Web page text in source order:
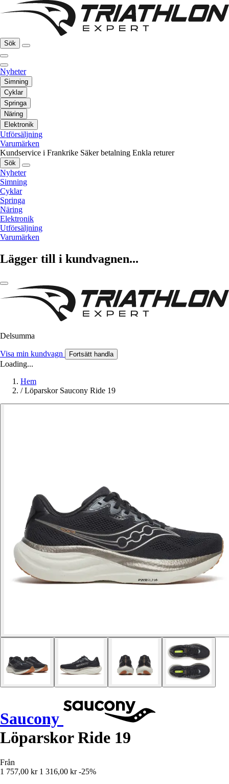
Sök
Nyheter
Simning
Cyklar
Springa
Näring
Elektronik
Utförsäljning
Varumärken
Kundservice i Frankrike Säker betalning Enkla returer
Sök
Nyheter
Simning
Cyklar
Springa
Näring
Elektronik
Utförsäljning
Varumärken
Lägger till i kundvagnen...
Delsumma
Visa min kundvagn Fortsätt handla
Loading...
Hem
/ Löparskor Saucony Ride 19
Saucony
Löparskor Ride 19
Från
1 757,00 kr 1 316,00 kr -25%